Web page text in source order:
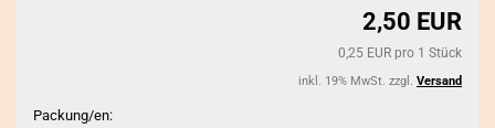
2,50 EUR
0,25 EUR pro 1 Stück
inkl. 19% MwSt. zzgl. Versand
Packung/en: